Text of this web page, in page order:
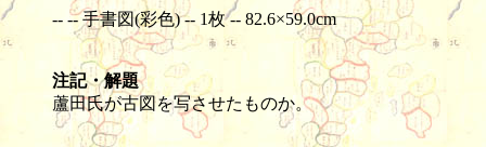
-- -- 手書図(彩色) -- 1枚 -- 82.6×59.0cm
注記・解題
蘆田氏が古図を写させたものか。